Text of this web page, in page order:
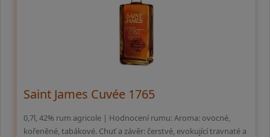
Saint James Cuvée 1765
0,7l, 42% rum agricole | Hodnocení rumu: Aroma: ovocné,
kořeněné, tabákové. Chuť a závěr: čerstvé, evokující travnaté a